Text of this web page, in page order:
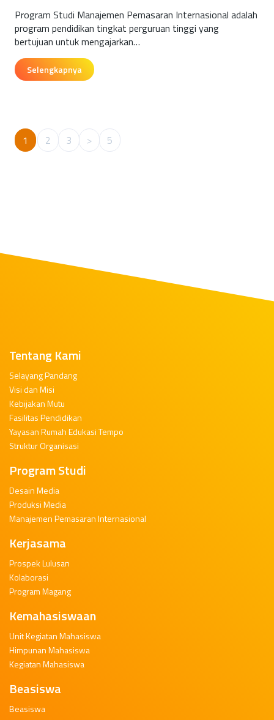
Program Studi Manajemen Pemasaran Internasional adalah
program pendidikan tingkat perguruan tinggi yang
bertujuan untuk mengajarkan…
Selengkapnya
1 2 3 > 5
Tentang Kami
Selayang Pandang
Visi dan Misi
Kebijakan Mutu
Fasilitas Pendidikan
Yayasan Rumah Edukasi Tempo
Struktur Organisasi
Program Studi
Desain Media
Produksi Media
Manajemen Pemasaran Internasional
Kerjasama
Prospek Lulusan
Kolaborasi
Program Magang
Kemahasiswaan
Unit Kegiatan Mahasiswa
Himpunan Mahasiswa
Kegiatan Mahasiswa
Beasiswa
Beasiswa